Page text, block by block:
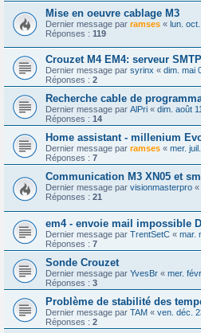
Mise en oeuvre cablage M3
Dernier message par ramses « lun.
Réponses : 119
Crouzet M4 EM4: serveur
Dernier message par syrinx « dim. mai
Réponses : 2
Recherche cable de
Dernier message par AlPri « dim. août
Réponses : 14
Home assistant - millenium
Dernier message par ramses « mer.
Réponses : 7
Communication M3 XN05 et
Dernier message par visionmasterpro «
Réponses : 21
em4 - envoie mail impossible
Dernier message par TrentSetC « mar.
Réponses : 7
Sonde Crouzet
Dernier message par YvesBr « mer.
Réponses : 3
Problème de stabilité des
Dernier message par TAM « ven. déc.
Réponses : 2